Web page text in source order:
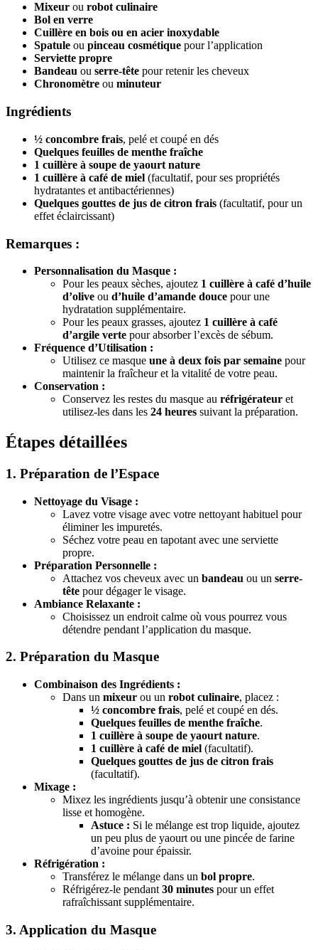
Mixeur ou robot culinaire
Bol en verre
Cuillère en bois ou en acier inoxydable
Spatule ou pinceau cosmétique pour l’application
Serviette propre
Bandeau ou serre-tête pour retenir les cheveux
Chronomètre ou minuteur
Ingrédients
½ concombre frais, pelé et coupé en dés
Quelques feuilles de menthe fraîche
1 cuillère à soupe de yaourt nature
1 cuillère à café de miel (facultatif, pour ses propriétés
hydratantes et antibactériennes)
Quelques gouttes de jus de citron frais (facultatif, pour un
effet éclaircissant)
Remarques :
Personnalisation du Masque :
Pour les peaux sèches, ajoutez 1 cuillère à café d’huile
d’olive ou d’huile d’amande douce pour une
hydratation supplémentaire.
Pour les peaux grasses, ajoutez 1 cuillère à café
d’argile verte pour absorber l’excès de sébum.
Fréquence d’Utilisation :
Utilisez ce masque une à deux fois par semaine pour
maintenir la fraîcheur et la vitalité de votre peau.
Conservation :
Conservez les restes du masque au réfrigérateur et
utilisez-les dans les 24 heures suivant la préparation.
Étapes détaillées
1. Préparation de l’Espace
Nettoyage du Visage :
Lavez votre visage avec votre nettoyant habituel pour
éliminer les impuretés.
Séchez votre peau en tapotant avec une serviette
propre.
Préparation Personnelle :
Attachez vos cheveux avec un bandeau ou un serre-
tête pour dégager le visage.
Ambiance Relaxante :
Choisissez un endroit calme où vous pourrez vous
détendre pendant l’application du masque.
2. Préparation du Masque
Combinaison des Ingrédients :
Dans un mixeur ou un robot culinaire, placez :
½ concombre frais, pelé et coupé en dés.
Quelques feuilles de menthe fraîche.
1 cuillère à soupe de yaourt nature.
1 cuillère à café de miel (facultatif).
Quelques gouttes de jus de citron frais
(facultatif).
Mixage :
Mixez les ingrédients jusqu’à obtenir une consistance
lisse et homogène.
Astuce : Si le mélange est trop liquide, ajoutez
un peu plus de yaourt ou une pincée de farine
d’avoine pour épaissir.
Réfrigération :
Transférez le mélange dans un bol propre.
Réfrigérez-le pendant 30 minutes pour un effet
rafraîchissant supplémentaire.
3. Application du Masque